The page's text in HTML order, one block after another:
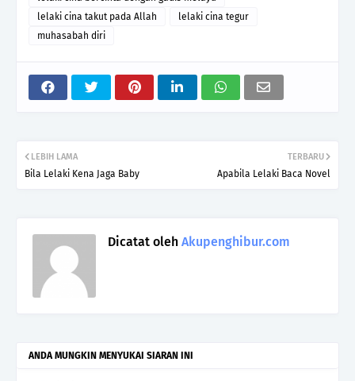
lelaki cina takut pada Allah
lelaki cina tegur
muhasabah diri
TERBARU
Apabila Lelaki Baca Novel
LEBIH LAMA
Bila Lelaki Kena Jaga Baby
Dicatat oleh Akupenghibur.com
ANDA MUNGKIN MENYUKAI SIARAN INI